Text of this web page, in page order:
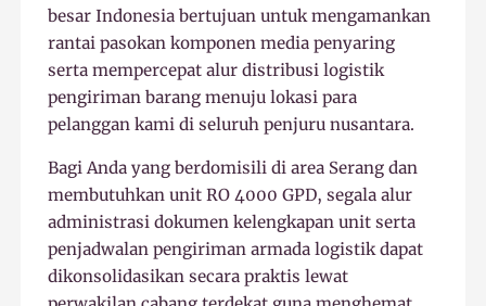
besar Indonesia bertujuan untuk mengamankan
rantai pasokan komponen media penyaring
serta mempercepat alur distribusi logistik
pengiriman barang menuju lokasi para
pelanggan kami di seluruh penjuru nusantara.
Bagi Anda yang berdomisili di area Serang dan
membutuhkan unit RO 4000 GPD, segala alur
administrasi dokumen kelengkapan unit serta
penjadwalan pengiriman armada logistik dapat
dikonsolidasikan secara praktis lewat